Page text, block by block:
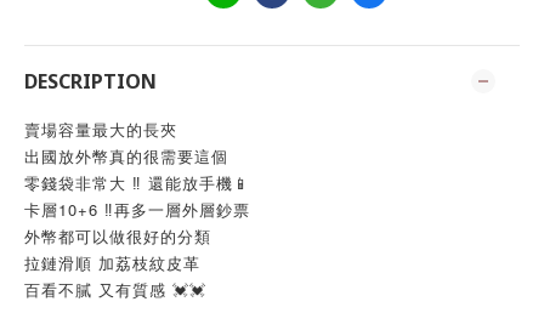
DESCRIPTION
賣場容量最大的長夾
出國放外幣真的很需要這個
零錢袋非常大 ‼️ 還能放手機📱
卡層10+6 ‼️再多一層外層鈔票
外幣都可以做很好的分類
拉鏈滑順 加荔枝紋皮革
百看不膩 又有質感 💓💓